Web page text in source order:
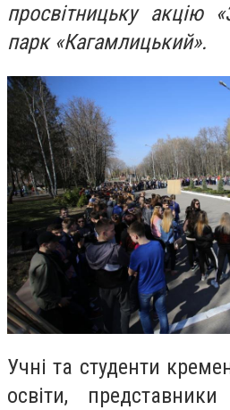
просвітницьку акцію
парк «Кагамлицький».
Учні та студенти
освіти,